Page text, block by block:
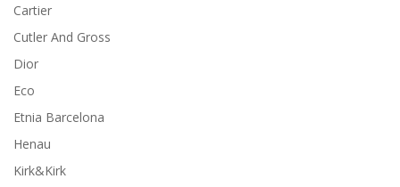
Cartier
Cutler And Gross
Dior
Eco
Etnia Barcelona
Henau
Kirk&Kirk